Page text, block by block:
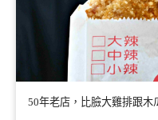
50年老店，比臉大雞排跟木